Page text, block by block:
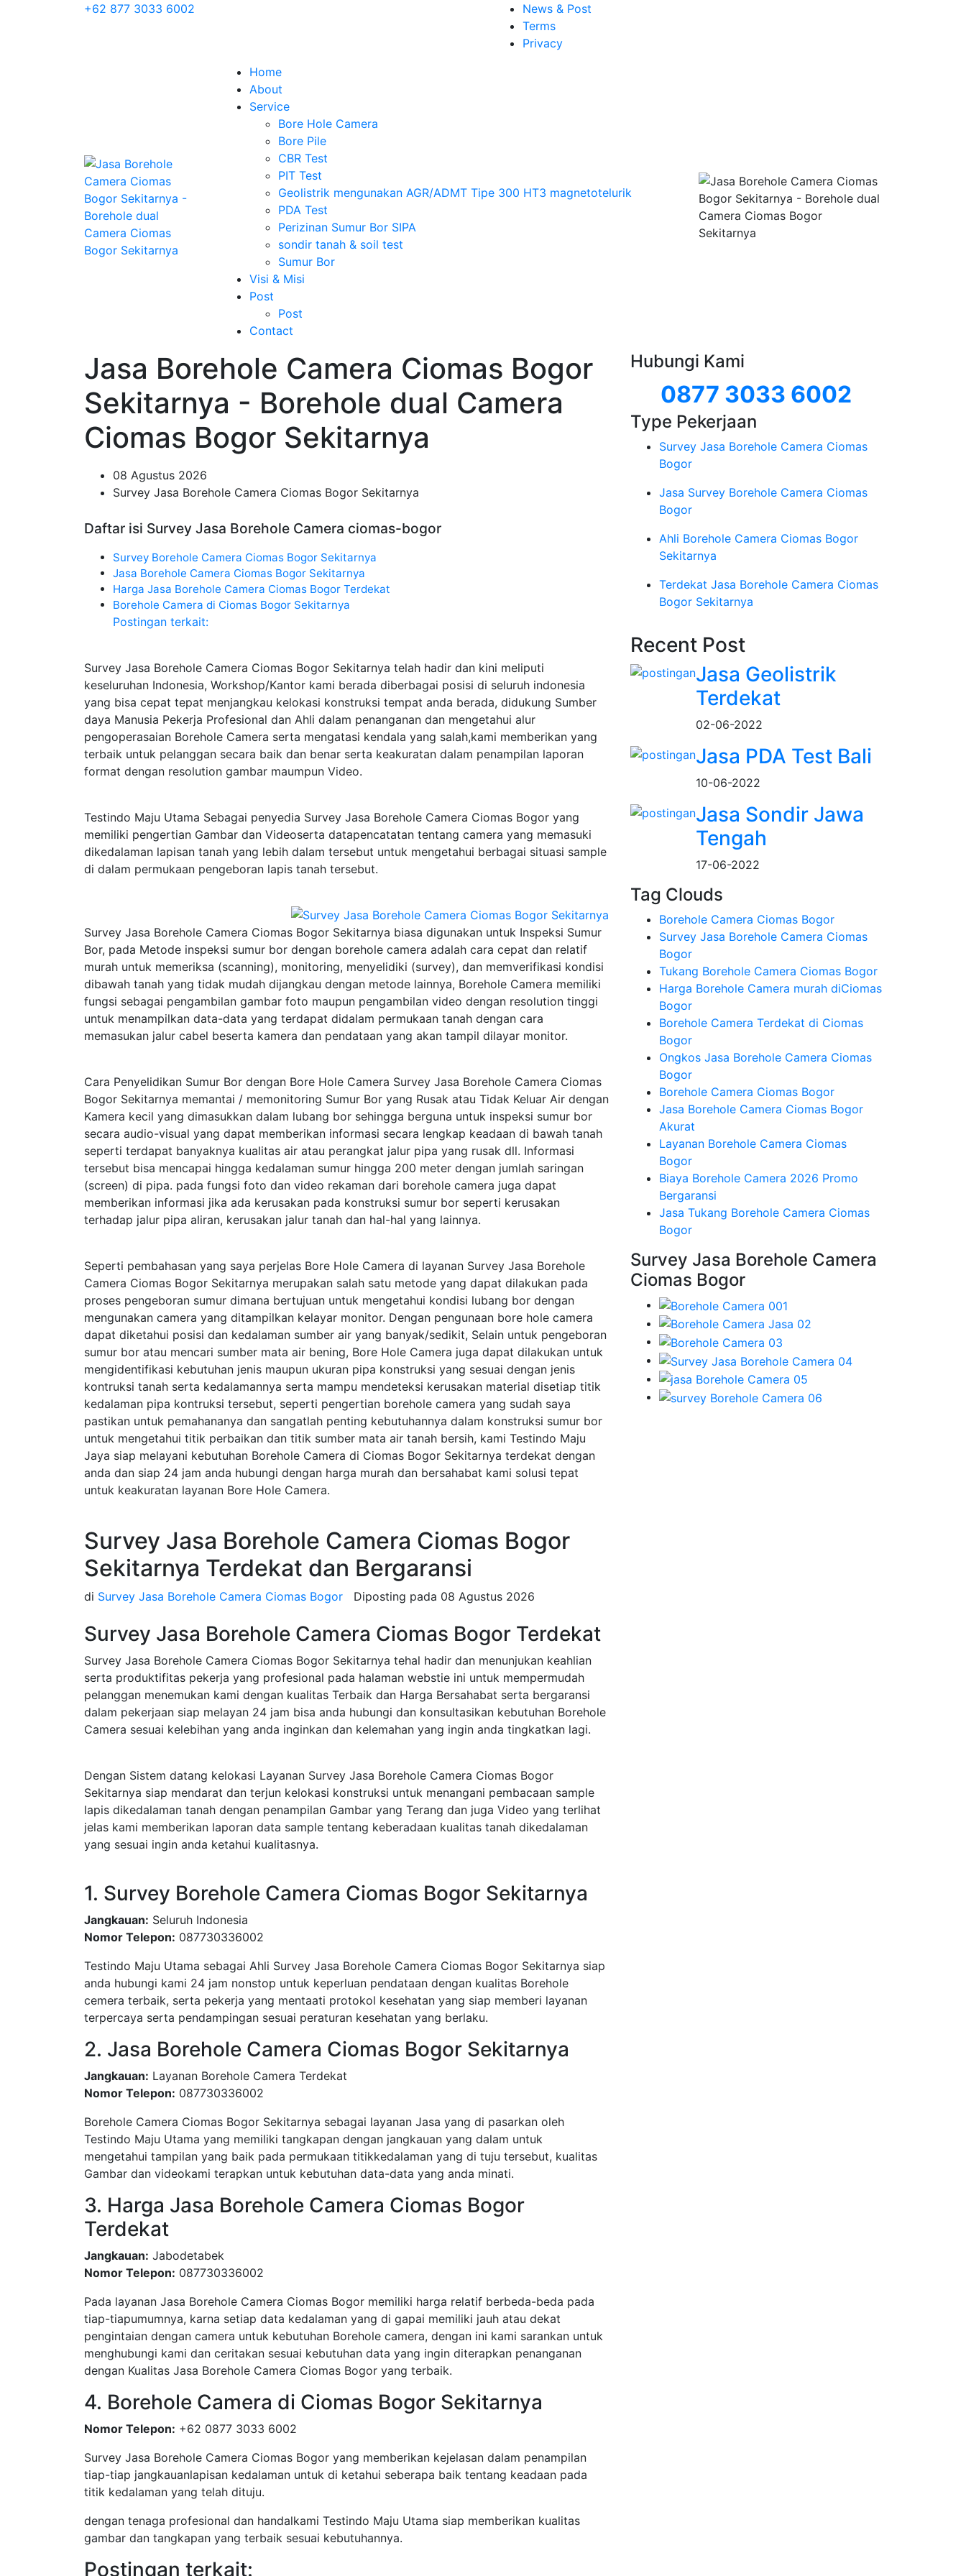
+62 877 3033 6002
News & Post
Terms
Privacy
Home
About
Service
Bore Hole Camera
Bore Pile
CBR Test
PIT Test
Geolistrik mengunakan AGR/ADMT Tipe 300 HT3 magnetotelurik
PDA Test
Perizinan Sumur Bor SIPA
sondir tanah & soil test
Sumur Bor
Visi & Misi
Post
Post
Contact
Jasa Borehole Camera Ciomas Bogor
Sekitarnya - Borehole dual Camera
Ciomas Bogor Sekitarnya
08 Agustus 2026
Survey Jasa Borehole Camera Ciomas Bogor Sekitarnya
Daftar isi Survey Jasa Borehole Camera ciomas-bogor
Survey Borehole Camera Ciomas Bogor Sekitarnya
Jasa Borehole Camera Ciomas Bogor Sekitarnya
Harga Jasa Borehole Camera Ciomas Bogor Terdekat
Borehole Camera di Ciomas Bogor Sekitarnya
Postingan terkait:
Survey Jasa Borehole Camera Ciomas Bogor Sekitarnya telah hadir dan kini meliputi
keseluruhan Indonesia, Workshop/Kantor kami berada diberbagai posisi di seluruh indonesia
yang bisa cepat tepat menjangkau kelokasi konstruksi tempat anda berada, didukung Sumber
daya Manusia Pekerja Profesional dan Ahli dalam penanganan dan mengetahui alur
pengoperasaian Borehole Camera serta mengatasi kendala yang salah,kami memberikan yang
terbaik untuk pelanggan secara baik dan benar serta keakuratan dalam penampilan laporan
format dengan resolution gambar maumpun Video.
Testindo Maju Utama Sebagai penyedia Survey Jasa Borehole Camera Ciomas Bogor yang
memiliki pengertian Gambar dan Videoserta datapencatatan tentang camera yang memasuki
dikedalaman lapisan tanah yang lebih dalam tersebut untuk mengetahui berbagai situasi sample
di dalam permukaan pengeboran lapis tanah tersebut.
Survey Jasa Borehole Camera Ciomas Bogor Sekitarnya biasa digunakan untuk Inspeksi Sumur
Bor, pada Metode inspeksi sumur bor dengan borehole camera adalah cara cepat dan relatif
murah untuk memeriksa (scanning), monitoring, menyelidiki (survey), dan memverifikasi kondisi
dibawah tanah yang tidak mudah dijangkau dengan metode lainnya, Borehole Camera memiliki
fungsi sebagai pengambilan gambar foto maupun pengambilan video dengan resolution tinggi
untuk menampilkan data-data yang terdapat didalam permukaan tanah dengan cara
memasukan jalur cabel beserta kamera dan pendataan yang akan tampil dilayar monitor.
Cara Penyelidikan Sumur Bor dengan Bore Hole Camera Survey Jasa Borehole Camera Ciomas
Bogor Sekitarnya memantai / memonitoring Sumur Bor yang Rusak atau Tidak Keluar Air dengan
Kamera kecil yang dimasukkan dalam lubang bor sehingga berguna untuk inspeksi sumur bor
secara audio-visual yang dapat memberikan informasi secara lengkap keadaan di bawah tanah
seperti terdapat banyaknya kualitas air atau perangkat jalur pipa yang rusak dll. Informasi
tersebut bisa mencapai hingga kedalaman sumur hingga 200 meter dengan jumlah saringan
(screen) di pipa. pada fungsi foto dan video rekaman dari borehole camera juga dapat
memberikan informasi jika ada kerusakan pada konstruksi sumur bor seperti kerusakan
terhadap jalur pipa aliran, kerusakan jalur tanah dan hal-hal yang lainnya.
Seperti pembahasan yang saya perjelas Bore Hole Camera di layanan Survey Jasa Borehole
Camera Ciomas Bogor Sekitarnya merupakan salah satu metode yang dapat dilakukan pada
proses pengeboran sumur dimana bertujuan untuk mengetahui kondisi lubang bor dengan
mengunakan camera yang ditampilkan kelayar monitor. Dengan pengunaan bore hole camera
dapat diketahui posisi dan kedalaman sumber air yang banyak/sedikit, Selain untuk pengeboran
sumur bor atau mencari sumber mata air bening, Bore Hole Camera juga dapat dilakukan untuk
mengidentifikasi kebutuhan jenis maupun ukuran pipa konstruksi yang sesuai dengan jenis
kontruksi tanah serta kedalamannya serta mampu mendeteksi kerusakan material disetiap titik
kedalaman pipa kontruksi tersebut, seperti pengertian borehole camera yang sudah saya
pastikan untuk pemahananya dan sangatlah penting kebutuhannya dalam konstruksi sumur bor
untuk mengetahui titik perbaikan dan titik sumber mata air tanah bersih, kami Testindo Maju
Jaya siap melayani kebutuhan Borehole Camera di Ciomas Bogor Sekitarnya terdekat dengan
anda dan siap 24 jam anda hubungi dengan harga murah dan bersahabat kami solusi tepat
untuk keakuratan layanan Bore Hole Camera.
Survey Jasa Borehole Camera Ciomas Bogor
Sekitarnya Terdekat dan Bergaransi
di Survey Jasa Borehole Camera Ciomas Bogor Diposting pada 08 Agustus 2026
Survey Jasa Borehole Camera Ciomas Bogor Terdekat
Survey Jasa Borehole Camera Ciomas Bogor Sekitarnya tehal hadir dan menunjukan keahlian
serta produktifitas pekerja yang profesional pada halaman webstie ini untuk mempermudah
pelanggan menemukan kami dengan kualitas Terbaik dan Harga Bersahabat serta bergaransi
dalam pekerjaan siap melayan 24 jam bisa anda hubungi dan konsultasikan kebutuhan Borehole
Camera sesuai kelebihan yang anda inginkan dan kelemahan yang ingin anda tingkatkan lagi.
Dengan Sistem datang kelokasi Layanan Survey Jasa Borehole Camera Ciomas Bogor
Sekitarnya siap mendarat dan terjun kelokasi konstruksi untuk menangani pembacaan sample
lapis dikedalaman tanah dengan penampilan Gambar yang Terang dan juga Video yang terlihat
jelas kami memberikan laporan data sample tentang keberadaan kualitas tanah dikedalaman
yang sesuai ingin anda ketahui kualitasnya.
1. Survey Borehole Camera Ciomas Bogor Sekitarnya
Jangkauan: Seluruh Indonesia
Nomor Telepon: 087730336002
Testindo Maju Utama sebagai Ahli Survey Jasa Borehole Camera Ciomas Bogor Sekitarnya siap
anda hubungi kami 24 jam nonstop untuk keperluan pendataan dengan kualitas Borehole
cemera terbaik, serta pekerja yang mentaati protokol kesehatan yang siap memberi layanan
terpercaya serta pendampingan sesuai peraturan kesehatan yang berlaku.
2. Jasa Borehole Camera Ciomas Bogor Sekitarnya
Jangkauan: Layanan Borehole Camera Terdekat
Nomor Telepon: 087730336002
Borehole Camera Ciomas Bogor Sekitarnya sebagai layanan Jasa yang di pasarkan oleh
Testindo Maju Utama yang memiliki tangkapan dengan jangkauan yang dalam untuk
mengetahui tampilan yang baik pada permukaan titikkedalaman yang di tuju tersebut, kualitas
Gambar dan videokami terapkan untuk kebutuhan data-data yang anda minati.
3. Harga Jasa Borehole Camera Ciomas Bogor
Terdekat
Jangkauan: Jabodetabek
Nomor Telepon: 087730336002
Pada layanan Jasa Borehole Camera Ciomas Bogor memiliki harga relatif berbeda-beda pada
tiap-tiapumumnya, karna setiap data kedalaman yang di gapai memiliki jauh atau dekat
pengintaian dengan camera untuk kebutuhan Borehole camera, dengan ini kami sarankan untuk
menghubungi kami dan ceritakan sesuai kebutuhan data yang ingin diterapkan penanganan
dengan Kualitas Jasa Borehole Camera Ciomas Bogor yang terbaik.
4. Borehole Camera di Ciomas Bogor Sekitarnya
Nomor Telepon: +62 0877 3033 6002
Survey Jasa Borehole Camera Ciomas Bogor yang memberikan kejelasan dalam penampilan
tiap-tiap jangkauanlapisan kedalaman untuk di ketahui seberapa baik tentang keadaan pada
titik kedalaman yang telah dituju.
dengan tenaga profesional dan handalkami Testindo Maju Utama siap memberikan kualitas
gambar dan tangkapan yang terbaik sesuai kebutuhannya.
Postingan terkait:
Hubungi Kami
0877 3033 6002
Type Pekerjaan
Survey Jasa Borehole Camera Ciomas
Bogor
Jasa Survey Borehole Camera Ciomas
Bogor
Ahli Borehole Camera Ciomas Bogor
Sekitarnya
Terdekat Jasa Borehole Camera Ciomas
Bogor Sekitarnya
Recent Post
Jasa Geolistrik
Terdekat
02-06-2022
Jasa PDA Test Bali
10-06-2022
Jasa Sondir Jawa
Tengah
17-06-2022
Tag Clouds
Borehole Camera Ciomas Bogor
Survey Jasa Borehole Camera Ciomas
Bogor
Tukang Borehole Camera Ciomas Bogor
Harga Borehole Camera murah diCiomas
Bogor
Borehole Camera Terdekat di Ciomas
Bogor
Ongkos Jasa Borehole Camera Ciomas
Bogor
Borehole Camera Ciomas Bogor
Jasa Borehole Camera Ciomas Bogor
Akurat
Layanan Borehole Camera Ciomas
Bogor
Biaya Borehole Camera 2026 Promo
Bergaransi
Jasa Tukang Borehole Camera Ciomas
Bogor
Survey Jasa Borehole Camera
Ciomas Bogor